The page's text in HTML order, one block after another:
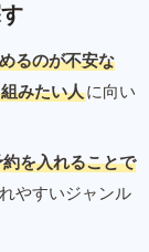
るのが不安な
みたい人に向い
を入れることで
やすいジャンル